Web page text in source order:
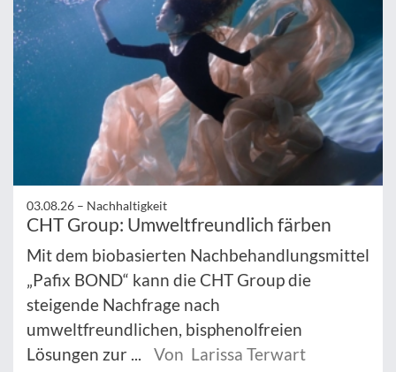
03.08.26 – Nachhaltigkeit
CHT Group: Umweltfreundlich färben
Mit dem biobasierten Nachbehandlungsmittel
„Pafix BOND“ kann die CHT Group die
steigende Nachfrage nach
umweltfreundlichen, bisphenolfreien
Lösungen zur ...
Von Larissa Terwart